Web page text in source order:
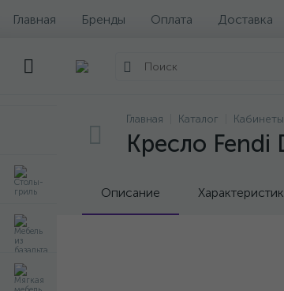
Главная Бренды Оплата Доставка
Главная Каталог Кабинеты
Кресло Fendi
Описание